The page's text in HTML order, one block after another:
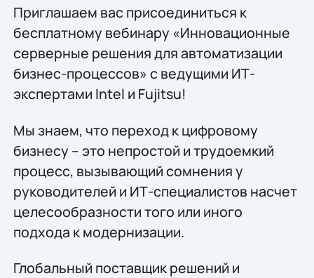
Приглашаем вас присоединиться к
бесплатному вебинару «Инновационные
серверные решения для автоматизации
бизнес-процессов» с ведущими ИТ-
экспертами Intel и Fujitsu!
Мы знаем, что переход к цифровому
бизнесу – это непростой и трудоемкий
процесс, вызывающий сомнения у
руководителей и ИТ-специалистов насчет
целесообразности того или иного
подхода к модернизации.
Глобальный поставщик решений и